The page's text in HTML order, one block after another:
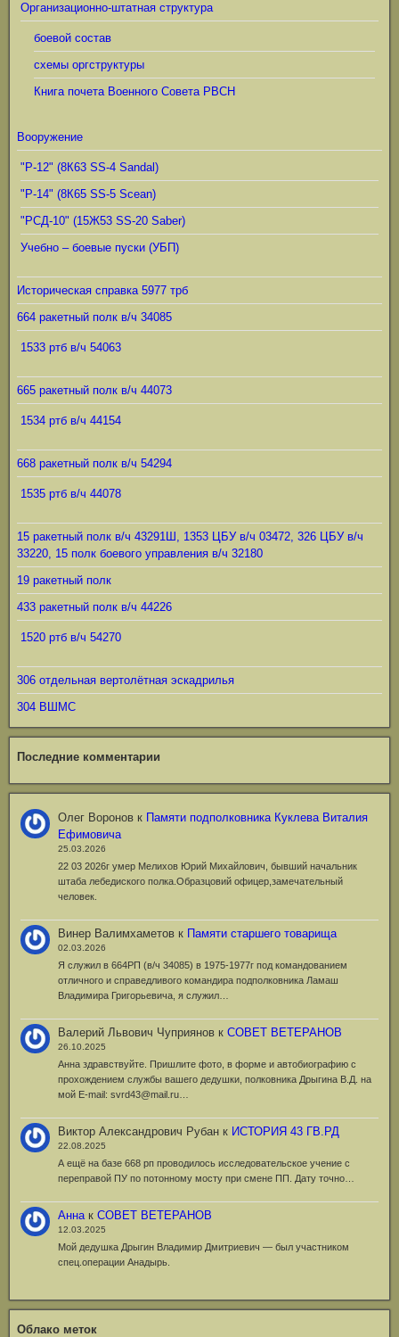
Организационно-штатная структура
боевой состав
схемы оргструктуры
Книга почета Военного Совета РВСН
Вооружение
"Р-12" (8К63 SS-4 Sandal)
"Р-14" (8К65 SS-5 Scean)
"РСД-10" (15Ж53 SS-20 Saber)
Учебно – боевые пуски (УБП)
Историческая справка 5977 трб
664 ракетный полк в/ч 34085
1533 ртб в/ч 54063
665 ракетный полк в/ч 44073
1534 ртб в/ч 44154
668 ракетный полк в/ч 54294
1535 ртб в/ч 44078
15 ракетный полк в/ч 43291Ш, 1353 ЦБУ в/ч 03472, 326 ЦБУ в/ч
33220, 15 полк боевого управления в/ч 32180
19 ракетный полк
433 ракетный полк в/ч 44226
1520 ртб в/ч 54270
306 отдельная вертолётная эскадрилья
304 ВШМС
Последние комментарии
Олег Воронов к Памяти подполковника Куклева Виталия
Ефимовича
25.03.2026
22 03 2026г умер Мелихов Юрий Михайлович, бывший начальник
штаба лебедиского полка.Образцовий офицер,замечательный
человек.
Винер Валимхаметов к Памяти старшего товарища
02.03.2026
Я служил в 664РП (в/ч 34085) в 1975-1977г под командованием
отличного и справедливого командира подполковника Ламаш
Владимира Григорьевича, я служил…
Валерий Львович Чуприянов кСОВЕТ ВЕТЕРАНОВ
26.10.2025
Анна здравствуйте. Пришлите фото, в форме и автобиографию с
прохождением службы вашего дедушки, полковника Дрыгина В.Д. на
мой Е-mail: svrd43@mail.ru…
Виктор Александрович Рубан к ИСТОРИЯ 43 ГВ.РД
22.08.2025
А ещё на базе 668 рп проводилось исследовательское учение с
переправой ПУ по потонному мосту при смене ПП. Дату точно…
АннакСОВЕТ ВЕТЕРАНОВ
12.03.2025
Мой дедушка Дрыгин Владимир Дмитриевич — был участником
спец.операции Анадырь.
Облако меток